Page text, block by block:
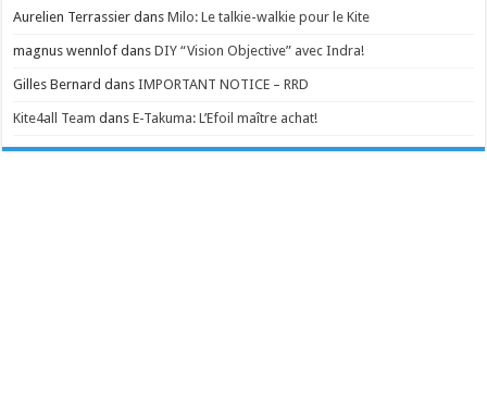
Aurelien Terrassier dansMilo: Le talkie-walkie pour le Kite
magnus wennlof dansDIY “Vision Objective” avec Indra!
Gilles Bernard dansIMPORTANT NOTICE – RRD
Kite4all Team dansE-Takuma: L’Efoil maître achat!